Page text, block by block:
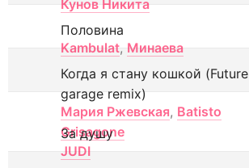
Кунов Никита
Половина
Kambulat, Минаева
Когда я стану кошкой (Future
garage remix)
Мария Ржевская, Batisto
Grisagone
За душу
JUDI